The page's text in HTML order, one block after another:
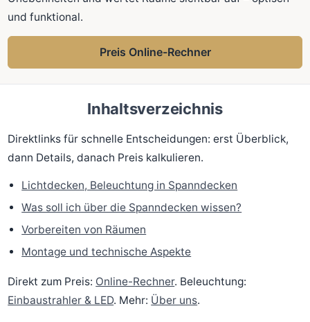
und funktional.
Preis Online-Rechner
Inhaltsverzeichnis
Direktlinks für schnelle Entscheidungen: erst Überblick,
dann Details, danach Preis kalkulieren.
Lichtdecken, Beleuchtung in Spanndecken
Was soll ich über die Spanndecken wissen?
Vorbereiten von Räumen
Montage und technische Aspekte
Direkt zum Preis: Online-Rechner. Beleuchtung:
Einbaustrahler & LED. Mehr: Über uns.